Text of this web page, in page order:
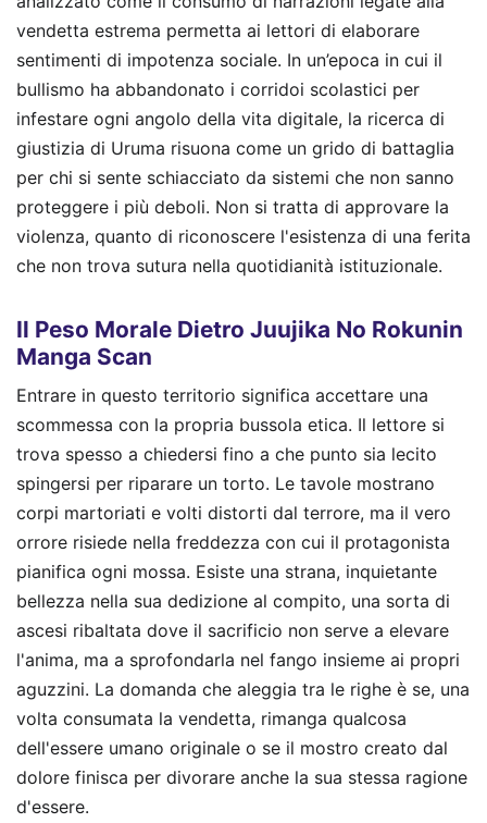
vendetta estrema permetta ai lettori di elaborare
sentimenti di impotenza sociale. In un’epoca in cui il
bullismo ha abbandonato i corridoi scolastici per
infestare ogni angolo della vita digitale, la ricerca di
giustizia di Uruma risuona come un grido di battaglia
per chi si sente schiacciato da sistemi che non sanno
proteggere i più deboli. Non si tratta di approvare la
violenza, quanto di riconoscere l'esistenza di una ferita
che non trova sutura nella quotidianità istituzionale.
Il Peso Morale Dietro Juujika No Rokunin
Manga Scan
Entrare in questo territorio significa accettare una
scommessa con la propria bussola etica. Il lettore si
trova spesso a chiedersi fino a che punto sia lecito
spingersi per riparare un torto. Le tavole mostrano
corpi martoriati e volti distorti dal terrore, ma il vero
orrore risiede nella freddezza con cui il protagonista
pianifica ogni mossa. Esiste una strana, inquietante
bellezza nella sua dedizione al compito, una sorta di
ascesi ribaltata dove il sacrificio non serve a elevare
l'anima, ma a sprofondarla nel fango insieme ai propri
aguzzini. La domanda che aleggia tra le righe è se, una
volta consumata la vendetta, rimanga qualcosa
dell'essere umano originale o se il mostro creato dal
dolore finisca per divorare anche la sua stessa ragione
d'essere.